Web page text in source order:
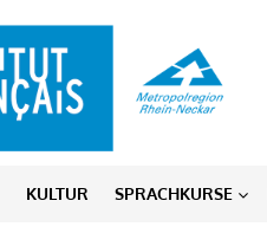
KULTUR SPRACHKURSE